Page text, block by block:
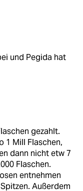
und Pegida hat
gezahlt.
1 Mill Flaschen,
dann nicht etw 7
Flaschen.
entnehmen
Außerdem